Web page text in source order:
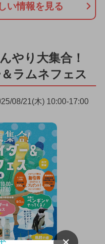
い情報を見る
やり大集合！
ラムネフェス
08/21(木) 10:00-17:00